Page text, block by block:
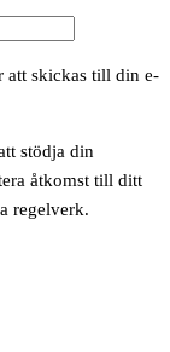
att skickas till din e-
stödja din
åtkomst till ditt
regelverk.